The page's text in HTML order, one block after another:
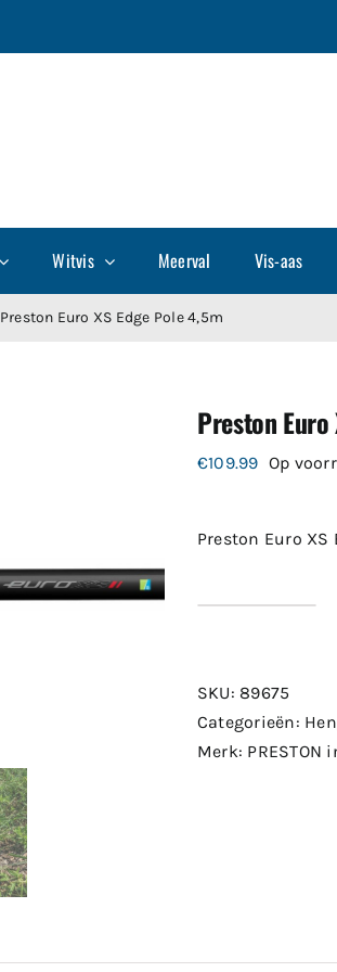
Witvis Meerval Vis-aas
Preston Euro XS Edge Pole 4,5m
Preston Euro
€109.99 Op
Preston Euro XS
Edge
Pole
4,5m
SKU: 89675
Categorieën:
Merk: